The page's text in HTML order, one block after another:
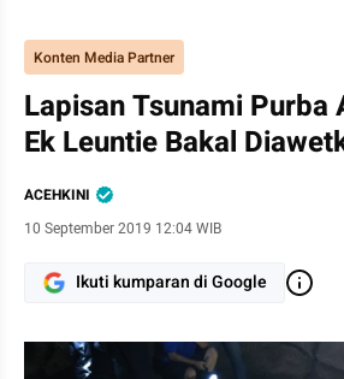
Konten Media Partner
Lapisan Tsunami Purba
Ek Leuntie Bakal
ACEHKINI
10 September 2019 12:04 WIB
Ikuti kumparan di Google